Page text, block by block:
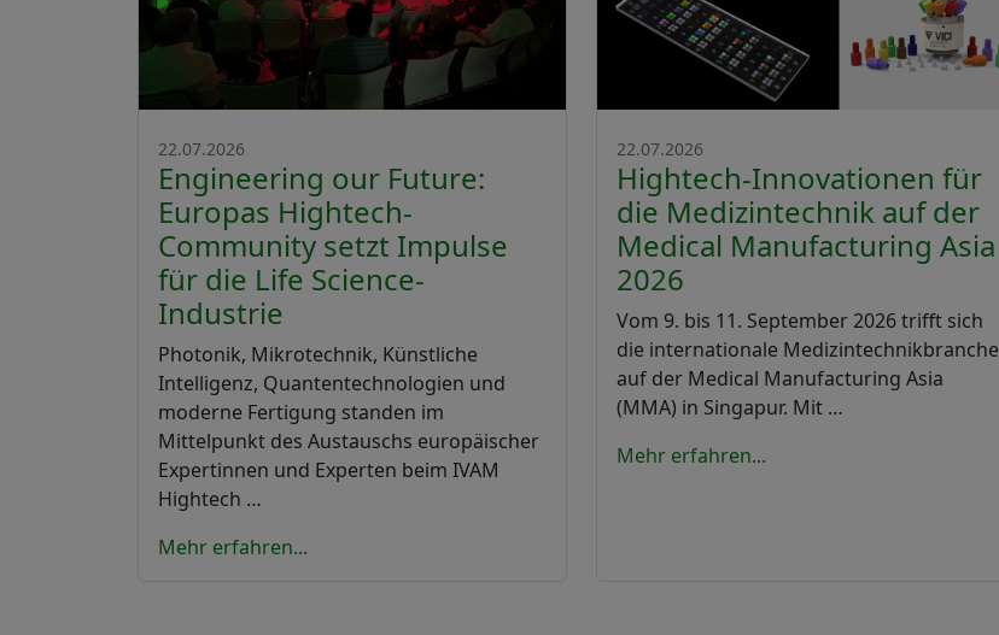
22.07.2026
Engineering our Future:
Europas Hightech-
Community setzt Impulse
für die Life Science-
Industrie
Photonik, Mikrotechnik, Künstliche
Intelligenz, Quantentechnologien und
moderne Fertigung standen im
Mittelpunkt des Austauschs europäischer
Expertinnen und Experten beim IVAM
Hightech …
Mehr erfahren...
22.07.2026
Hightech-Innovationen für
die Medizintechnik auf der
Medical Manufacturing Asia
2026
Vom 9. bis 11. September 2026 trifft sich
die internationale Medizintechnikbranche
auf der Medical Manufacturing Asia
(MMA) in Singapur. Mit …
Mehr erfahren...